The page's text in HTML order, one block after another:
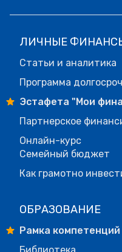
ЛИЧНЫЕ
Статьи и аналитика
Программа
Эстафета "Мои
Партнерское
Онлайн-курс
Семейный бюджет
Как грамотно
ОБРАЗОВАНИЕ
Рамка компетенций